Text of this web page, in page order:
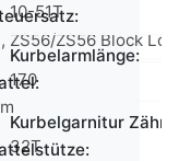
ZS56/ZS56 Block
10-51T
Kurbelarmlänge:
170
Kurbelgarnitur
32T